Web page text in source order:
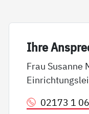
Ih­re
Frau Susanne
02173 1